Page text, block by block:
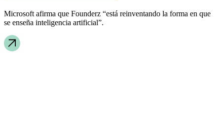
Microsoft afirma que Founderz “está reinventando la forma en que
se enseña inteligencia artificial”.